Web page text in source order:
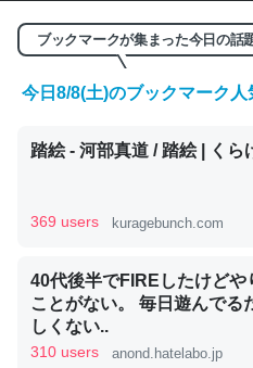
くらい。小説でいう「ずっと
ど、短期記憶というには多い
ブックマークが集まった今日の話
今日8/8(土)のブックマーク人
踏絵 - 河部真道 / 踏絵 | くら
369 users kuragebunch.com
40代後半でFIREしたけどや
ことがない。 毎日遊んでる
しくない..
310 users anond.hatelabo.jp